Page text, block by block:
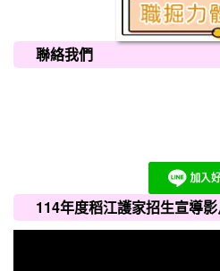
聯絡我們
114年度稻江護家招生宣導